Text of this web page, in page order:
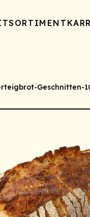
SORTIMENT
Geschnitten-